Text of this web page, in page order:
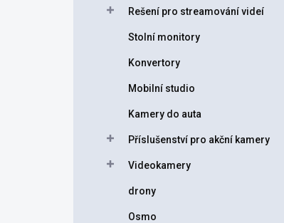
Rešení pro streamování videí
Stolní monitory
Konvertory
Mobilní studio
Kamery do auta
Příslušenství pro akční kamery
Videokamery
drony
Osmo